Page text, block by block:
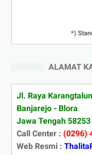
*)
ALAMAT
Jl. Raya
Banjarejo - Blora
Jawa Tengah 58253
Call Center : (0296)
Web Resmi :